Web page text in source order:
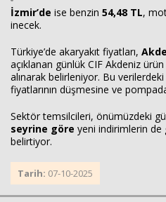
İzmir’de ise benzin 54,48 TL,
inecek.
Türkiye’de akaryakıt fiyatları,
açıklanan günlük CIF Akdeniz
alınarak belirleniyor. Bu
fiyatlarının düşmesine ve
Sektör temsilcileri, önümüzdeki
seyrine göre yeni indirimlerin de
belirtiyor.
Tarih: 07-10-2025